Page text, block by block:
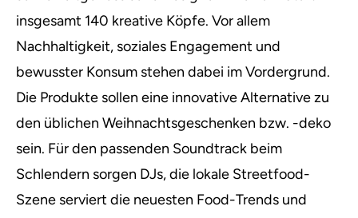
insgesamt 140 kreative Köpfe. Vor allem
Nachhaltigkeit, soziales Engagement und
bewusster Konsum stehen dabei im Vordergrund.
Die Produkte sollen eine innovative Alternative zu
den üblichen Weihnachtsgeschenken bzw. -deko
sein. Für den passenden Soundtrack beim
Schlendern sorgen DJs, die lokale Streetfood-
Szene serviert die neuesten Food-Trends und